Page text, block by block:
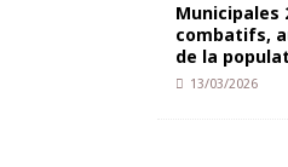
Municipales
combatifs,
de la
13/03/2026